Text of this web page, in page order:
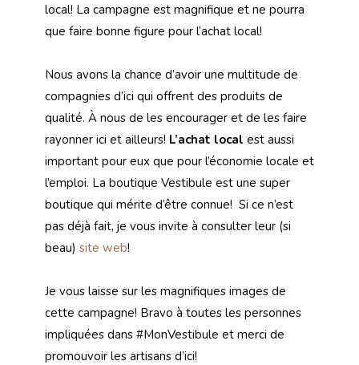
local! La campagne est magnifique et ne pourra
que faire bonne figure pour l’achat local!
Nous avons la chance d’avoir une multitude de
compagnies d’ici qui offrent des produits de
qualité. À nous de les encourager et de les faire
rayonner ici et ailleurs! L’achat local est aussi
important pour eux que pour l’économie locale et
l’emploi. La boutique Vestibule est une super
boutique qui mérite d’être connue! Si ce n’est
pas déjà fait, je vous invite à consulter leur (si
beau) site web!
Je vous laisse sur les magnifiques images de
cette campagne! Bravo à toutes les personnes
impliquées dans #MonVestibule et merci de
promouvoir les artisans d’ici!